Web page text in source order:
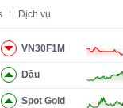
Dịch vụ
VN30F1M
Dầu
Spot Gold
tích Thuật ngữ